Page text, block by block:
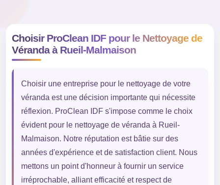
Choisir ProClean IDF pour le Nettoyage de
Véranda à Rueil-Malmaison
Choisir une entreprise pour le nettoyage de votre
véranda est une décision importante qui nécessite
réflexion. ProClean IDF s'impose comme le choix
évident pour le nettoyage de véranda à Rueil-
Malmaison. Notre réputation est bâtie sur des
années d'expérience et de satisfaction client. Nous
mettons un point d'honneur à fournir un service
irréprochable, alliant efficacité et respect de